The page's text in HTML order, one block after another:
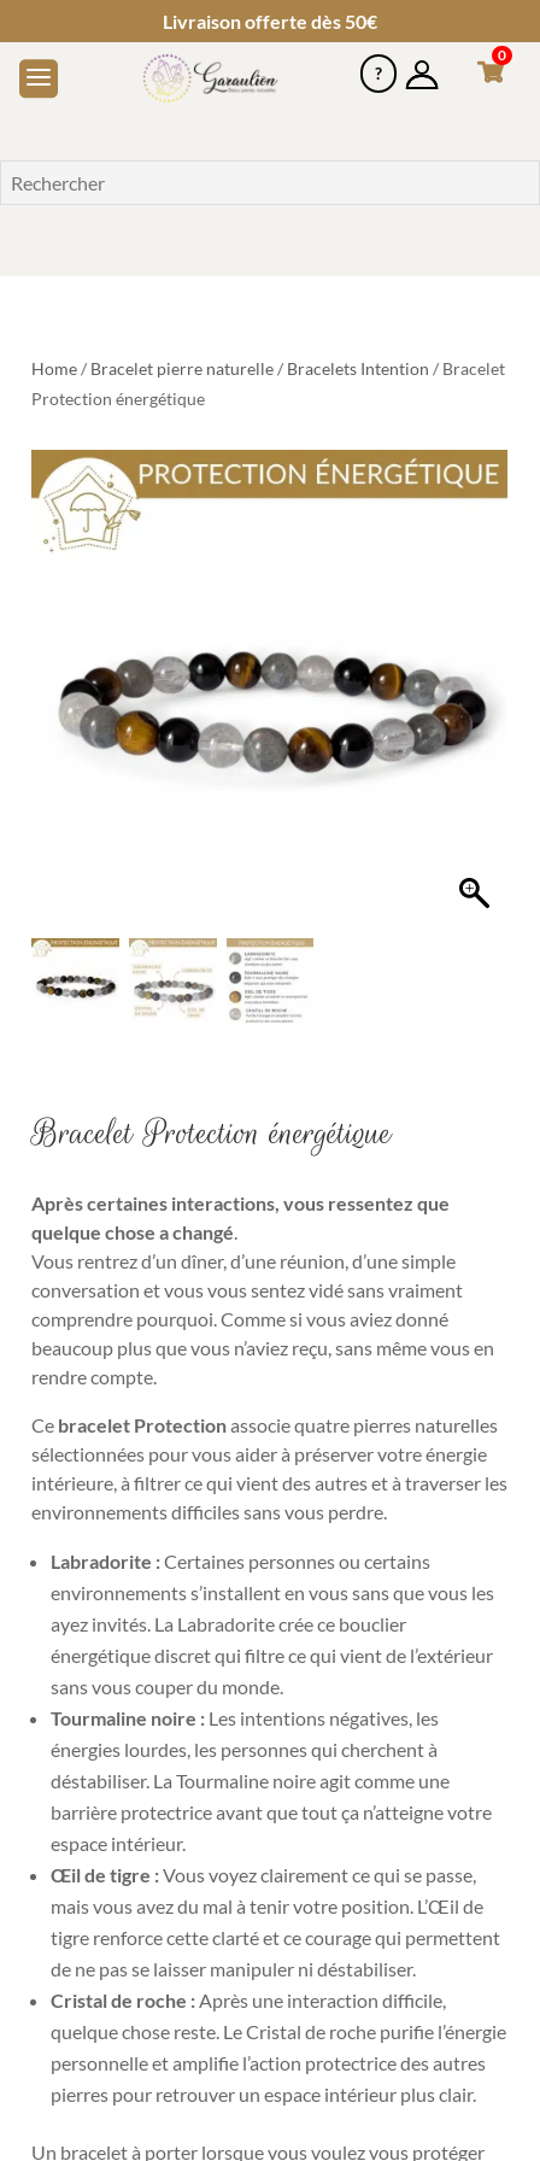
Livraison offerte dès 50€
0
Home/ Bracelet pierre naturelle/ Bracelets Intention / Bracelet
Protection énergétique
Bracelet Protection énergétique
Après certaines interactions, vous ressentez que
quelque chose a changé
Vous rentrez d’un dîner, d’une réunion, d’une simple
conversation et vous vous sentez vidé sans vraiment
comprendre pourquoi. Comme si vous aviez donné
beaucoup plus que vous n’aviez reçu, sans même vous en
rendre compte.
Ce bracelet Protectionassocie quatre pierres naturelles
sélectionnées pour vous aider à préserver votre énergie
intérieure, à filtrer ce qui vient des autres et à traverser les
environnements difficiles sans vous perdre.
Labradorite :Certaines personnes ou certains
environnements s’installent en vous sans que vous les
ayez invités. La Labradorite crée ce bouclier
énergétique discret qui filtre ce qui vient de l’extérieur
sans vous couper du monde.
Tourmaline noire : Les intentions négatives, les
énergies lourdes, les personnes qui cherchent à
déstabiliser. La Tourmaline noire agit comme une
barrière protectrice avant que tout ça n’atteigne votre
espace intérieur.
Œil de tigre :Vous voyez clairement ce qui se passe,
mais vous avez du mal à tenir votre position. L’Œil de
tigre renforce cette clarté et ce courage qui permettent
de ne pas se laisser manipuler ni déstabiliser.
Cristal de roche : Après une interaction difficile,
quelque chose reste. Le Cristal de roche purifie l’énergie
personnelle et amplifie l’action protectrice des autres
pierres pour retrouver un espace intérieur plus clair.
Un bracelet à porter lorsque vous voulez vous protéger